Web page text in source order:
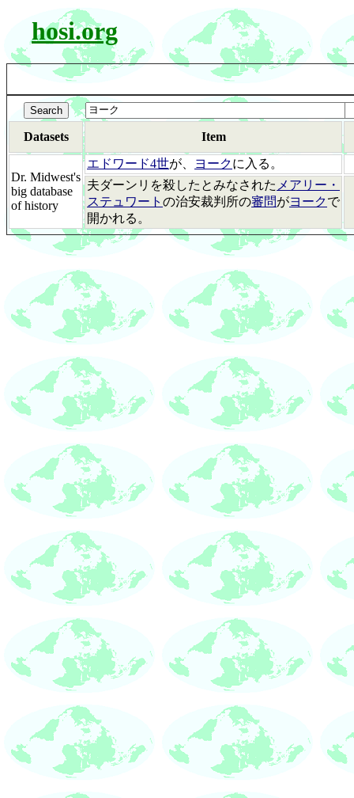
hosi.org
Datasets Item
Dr. Midwest's
big database
of history
エドワード4世が、 ヨークに入る。
夫ダーンリを殺したとみなされた メアリー・
ステュワート の治安裁判所の審問がヨークで
開かれる。